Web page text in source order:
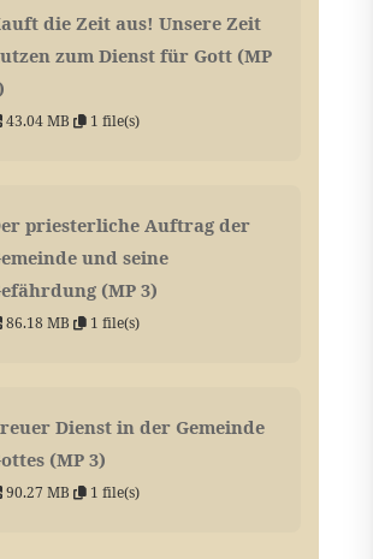
die Zeit aus! Unsere Zeit
zum Dienst für Gott (MP
43.04 MB 1 file(s)
priesterliche Auftrag der
und seine
(MP 3)
86.18 MB 1 file(s)
Dienst in der Gemeinde
(MP 3)
90.27 MB 1 file(s)